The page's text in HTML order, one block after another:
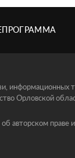
информационных
Орловской
авторском праве